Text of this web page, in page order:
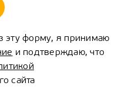
эту форму, я принимаю
и подтверждаю, что
сайта